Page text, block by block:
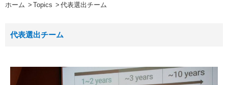
ホーム Topics 代表選出チーム
代表選出チーム